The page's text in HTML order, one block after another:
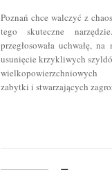
Poznań chce walczyć z
tego skuteczne
przegłosowała uchwałę,
usunięcie krzykliwych
zabytki i stwarzających